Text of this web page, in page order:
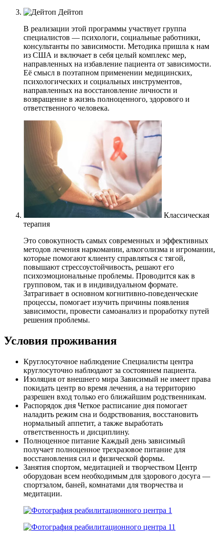
Дейтоп
В реализации этой программы участвует группа
специалистов — психологи, социальные работники,
консультанты по зависимости. Методика пришла к нам
из США и включает в себя целый комплекс мер,
направленных на избавление пациента от зависимости.
Её смысл в поэтапном применении медицинских,
психологических и социальных инструментов,
направленных на восстановление личности и
возвращение в жизнь полноценного, здорового и
ответственного человека.
Классическая
терапия
Это совокупность самых современных и эффективных
методов лечения наркомании, алкоголизма и игромании,
которые помогают клиенту справляться с тягой,
повышают стрессоустойчивость, решают его
психоэмоциональные проблемы. Проводится как в
групповом, так и в индивидуальном формате.
Затрагивает в основном когнитивно-поведенческие
процессы, помогает изучить причины появления
зависимости, провести самоанализ и проработку путей
решения проблемы.
Условия проживания
Круглосуточное наблюдение Специалисты центра
круглосуточно наблюдают за состоянием пациента.
Изоляция от внешнего мира Зависимый не имеет права
покидать центр во время лечения, а на территорию
разрешен вход только его ближайшим родственникам.
Распорядок дня Четкое расписание дня помогает
наладить режим сна и бодрствования, восстановить
нормальный аппетит, а также выработать
ответственность и дисциплину.
Полноценное питание Каждый день зависимый
получает полноценное трехразовое питание для
восстановления сил и физической формы.
Занятия спортом, медитацией и творчеством Центр
оборудован всем необходимым для здорового досуга —
спортзалом, баней, комнатами для творчества и
медитации.